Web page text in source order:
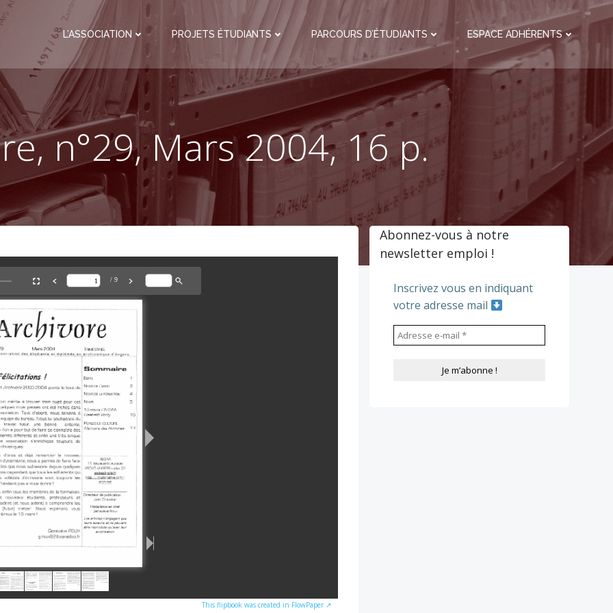
L’ASSOCIATION PROJETS ÉTUDIANTS PARCOURS D’ÉTUDIANTS ESPACE ADHÉRENTS
n°29, Mars 2004, 16 p.
This flipbook was created in FlowPaper ↗
Abonnez-vous à notre
newsletter emploi !
Inscrivez vous en indiquant
votre adresse mail